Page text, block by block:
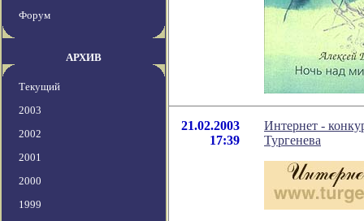
Форум
АРХИВ
Текущий
2003
2002
2001
2000
1999
21.02.2003
17:39
Интернет -
Тургенева